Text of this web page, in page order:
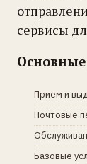
сервисы
Основные
Прием и
Почтовые
Базовые